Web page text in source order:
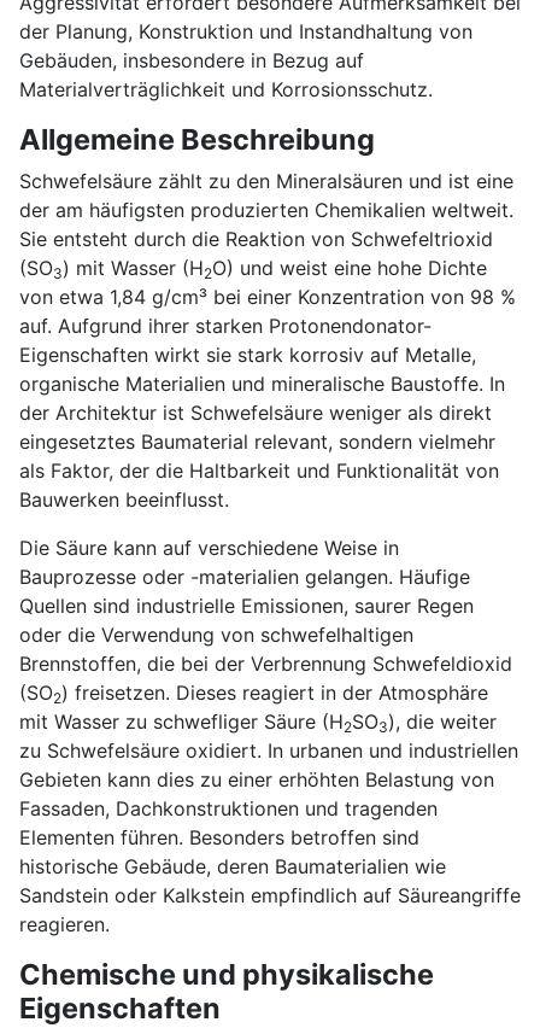
der Planung, Konstruktion und Instandhaltung von
Gebäuden, insbesondere in Bezug auf
Materialverträglichkeit und Korrosionsschutz.
Allgemeine Beschreibung
Schwefelsäure zählt zu den Mineralsäuren und ist eine
der am häufigsten produzierten Chemikalien weltweit.
Sie entsteht durch die Reaktion von Schwefeltrioxid
(SO3) mit Wasser (H2O) und weist eine hohe Dichte
von etwa 1,84 g/cm³ bei einer Konzentration von 98 %
auf. Aufgrund ihrer starken Protonendonator-
Eigenschaften wirkt sie stark korrosiv auf Metalle,
organische Materialien und mineralische Baustoffe. In
der Architektur ist Schwefelsäure weniger als direkt
eingesetztes Baumaterial relevant, sondern vielmehr
als Faktor, der die Haltbarkeit und Funktionalität von
Bauwerken beeinflusst.
Die Säure kann auf verschiedene Weise in
Bauprozesse oder -materialien gelangen. Häufige
Quellen sind industrielle Emissionen, saurer Regen
oder die Verwendung von schwefelhaltigen
Brennstoffen, die bei der Verbrennung Schwefeldioxid
(SO2) freisetzen. Dieses reagiert in der Atmosphäre
mit Wasser zu schwefliger Säure (H2SO3), die weiter
zu Schwefelsäure oxidiert. In urbanen und industriellen
Gebieten kann dies zu einer erhöhten Belastung von
Fassaden, Dachkonstruktionen und tragenden
Elementen führen. Besonders betroffen sind
historische Gebäude, deren Baumaterialien wie
Sandstein oder Kalkstein empfindlich auf Säureangriffe
reagieren.
Chemische und physikalische
Eigenschaften